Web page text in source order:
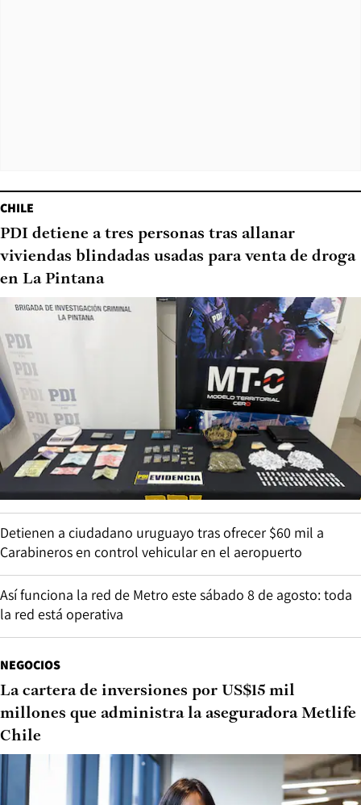
CHILE
PDI detiene a tres personas tras allanar
viviendas blindadas usadas para venta de droga
en La Pintana
Detienen a ciudadano uruguayo tras ofrecer $60 mil a
Carabineros en control vehicular en el aeropuerto
Así funciona la red de Metro este sábado 8 de agosto: toda
la red está operativa
NEGOCIOS
La cartera de inversiones por US$15 mil
millones que administra la aseguradora Metlife
Chile